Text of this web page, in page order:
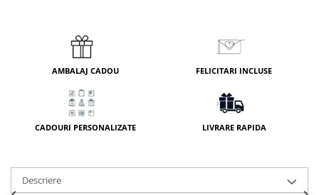
AMBALAJ CADOU FELICITARI INCLUSE
CADOURI PERSONALIZATE LIVRARE RAPIDA
Descriere